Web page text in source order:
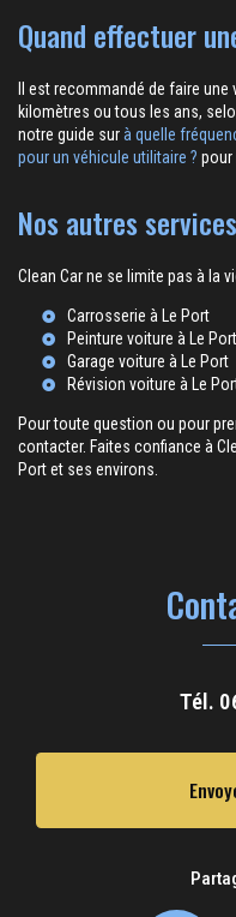
Quand effectuer
Il est recommandé de faire
kilomètres ou tous les ans,
notre guide surà quelle
pour un véhicule utilitaire ? pour
Nos autres
Clean Car ne se limite pas à la
Carrosserie à Le Port
Peinture voiture à Le Port
Garage voiture à Le Port
Révision voiture à Le
Pour toute question ou pour
contacter. Faites confiance à
Port et ses environs.
Tél.